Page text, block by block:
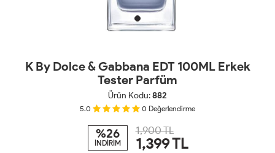
K By Dolce & Gabbana EDT 100ML Erkek
Tester Parfüm
Ürün Kodu:882
5.0 0 Değerlendirme
%26
İNDİRİM
1,900 TL
1,399TL